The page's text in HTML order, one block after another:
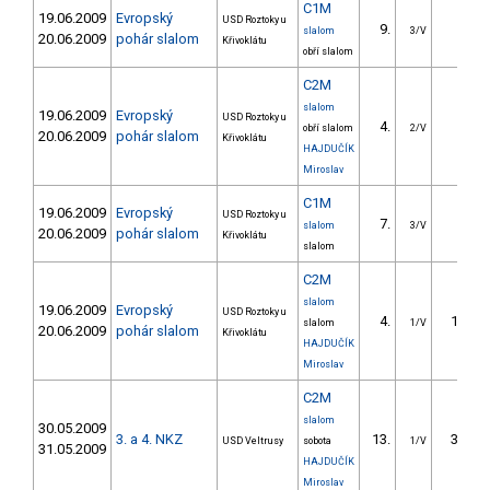
19.06.2009
20.06.2009
Evropský
pohár slalom
USD Roztoky u
Křivoklátu
C1M
slalom
obří slalom
9. 3/V
19.06.2009
20.06.2009
Evropský
pohár slalom
USD Roztoky u
Křivoklátu
C2M
slalom
obří slalom
HAJDUČÍK
Miroslav
4. 2/V
19.06.2009
20.06.2009
Evropský
pohár slalom
USD Roztoky u
Křivoklátu
C1M
slalom
slalom
7. 3/V
19.06.2009
20.06.2009
Evropský
pohár slalom
USD Roztoky u
Křivoklátu
C2M
slalom
slalom
HAJDUČÍK
Miroslav
4. 1/V 13.95
30.05.2009
31.05.2009
3. a 4. NKZ USD Veltrusy
C2M
slalom
sobota
HAJDUČÍK
Miroslav
13. 1/V 34.50